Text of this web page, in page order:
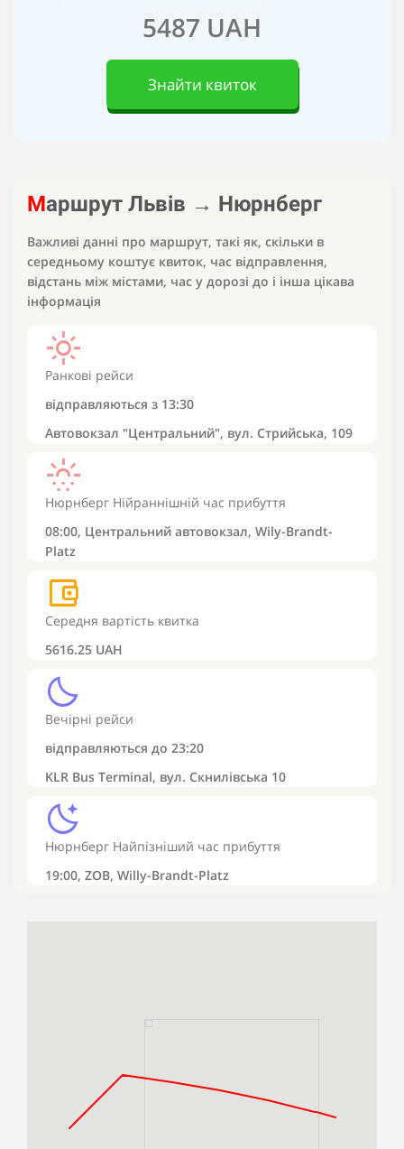
Знайти квиток
5487 UAH
Маршрут Львів → Нюрнберг
Важливі данні про маршрут, такі як, скільки в
середньому коштує квиток, час відправлення,
відстань між містами, час у дорозі до і інша цікава
інформація
light_mode
Ранкові рейси
відправляються з 13:30
Автовокзал "Центральний", вул. Стрийська, 109
sunny_snowing
Нюрнберг Нійраннішній час прибуття
08:00, Центральний автовокзал, Wily-Brandt-
Platz
account_balance_wallet
Середня вартість квитка
5616.25 UAH
clear_night
Вечірні рейси
відправляються до 23:20
KLR Bus Terminal, вул. Скнилівська 10
sleep
Нюрнберг Найпізніший час прибуття
19:00, ZOB, Willy-Brandt-Platz